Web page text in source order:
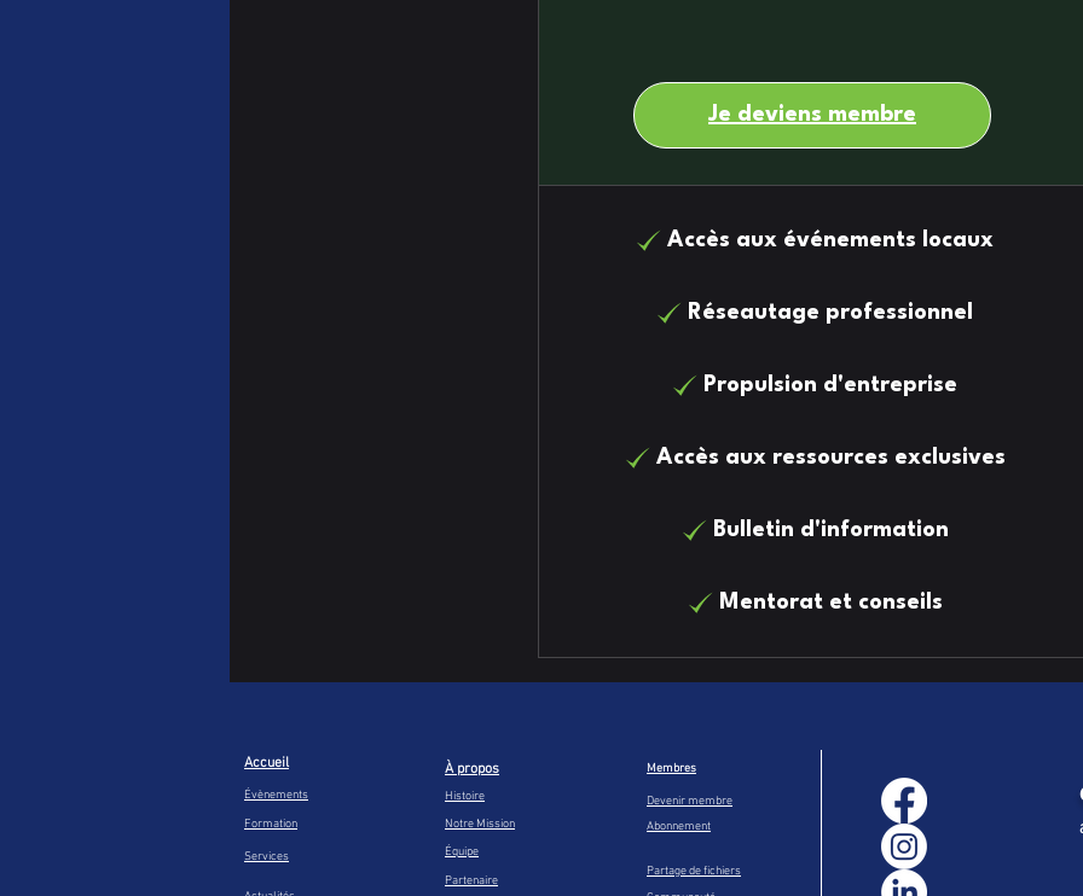
Je deviens membre
Accès aux événements locaux
Réseautage professionnel
Propulsion d'entreprise
Accès aux ressources exclusives
Bulletin d'information
Mentorat et conseils
Accueil
Évènements
Formation
Services
À propos
Histoire
Notre Mission
Équipe
Partenaire
Membres
Abonnement
Partage de fichiers
Devenir membre